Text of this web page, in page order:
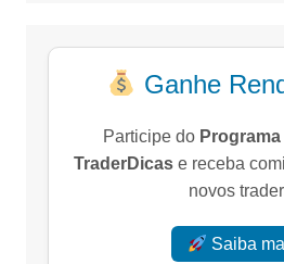
Ganhe
Participe do
TraderDicase receba
novos
Saiba